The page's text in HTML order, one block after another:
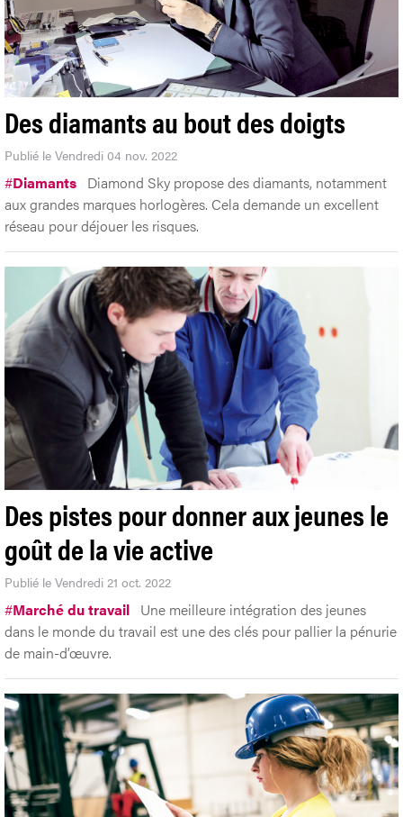
Des diamants au bout des doigts
Publié le Vendredi 04 nov. 2022
#Diamants Diamond Sky propose des diamants, notamment
aux grandes marques horlogères. Cela demande un excellent
réseau pour déjouer les risques.
Des pistes pour donner aux jeunes le
goût de la vie active
Publié le Vendredi 21 oct. 2022
#Marché du travail Une meilleure intégration des jeunes
dans le monde du travail est une des clés pour pallier la pénurie
de main-d’œuvre.